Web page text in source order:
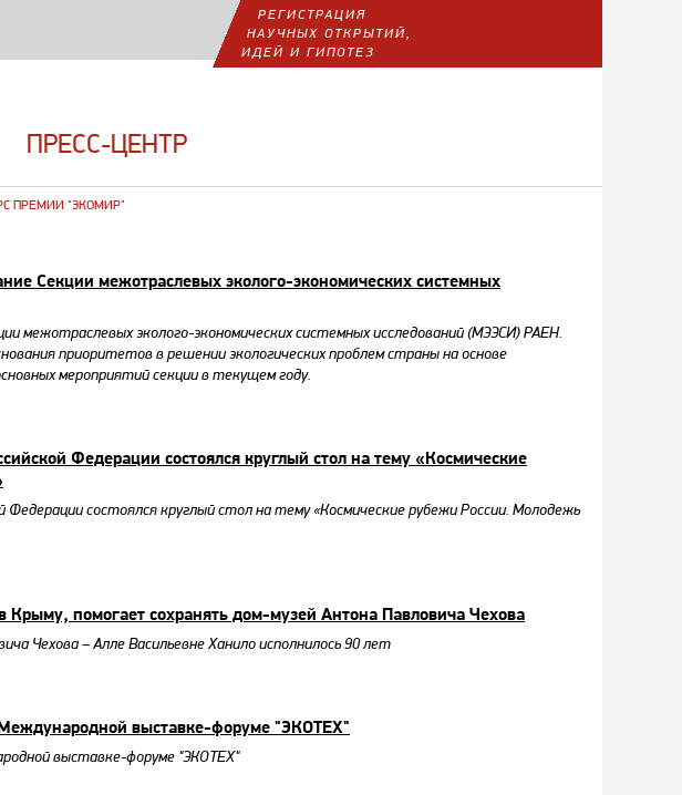
РЕГИСТРАЦИЯ
НАУЧНЫХ ОТКРЫТИЙ,
ИДЕЙ И ГИПОТЕЗ
ПРЕСС-ЦЕНТР
ПРЕМИИ "ЭКОМИР"
Секции межотраслевых эколого-экономических системных
межотраслевых эколого-экономических системных исследований (МЭЭСИ) РАЕН.
приоритетов в решении экологических проблем страны на основе
мероприятий секции в текущем году.
Федерации состоялся круглый стол на тему «Космические
состоялся круглый стол на тему «Космические рубежи России. Молодежь
помогает сохранять дом-музей Антона Павловича Чехова
Чехова – Алле Васильевне Ханило исполнилось 90 лет
выставке-форуме "ЭКОТЕХ"
выставке-форуме "ЭКОТЕХ"